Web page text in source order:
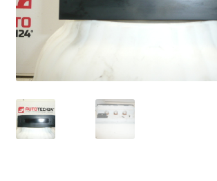
Livrare
Livrare în toată lumea
Plățile